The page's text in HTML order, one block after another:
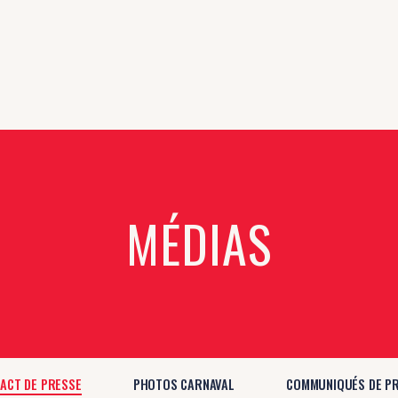
MÉDIAS
DE PRESSE PHOTOS CARNAVAL COMMUNIQUÉS DE